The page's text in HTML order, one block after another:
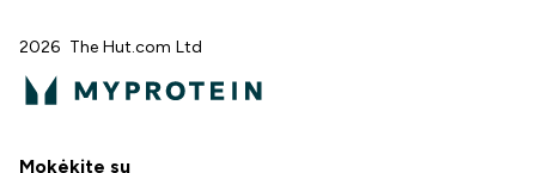
2026 The Hut.com Ltd
Mokėkite su